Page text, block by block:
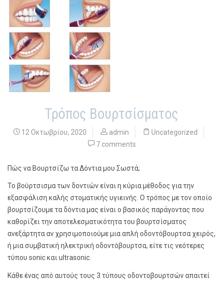
Τρόπος Βουρτσίσματος
12 Οκτωβρίου, 2020 admin
Uncategorized
7 comments
Πώς να Βουρτσίζω τα Δόντια μου Σωστά;
Το βούρτσισμα των δοντιών είναι η κύρια μέθοδος για την
εξασφάλιση καλής στοματικής υγιεινής. Ο τρόπος με τον οποίο
βουρτσίζουμε τα δόντια μας είναι ο βασικός παράγοντας που
καθορίζει την αποτελεσματικότητα του βουρτσίσματος
ανεξάρτητα αν χρησιμοποιούμε μια απλή οδοντόβουρτσα χειρός,
ή μια συμβατική ηλεκτρική οδοντόβουρτσα, είτε τις νεότερες
τύπου sonic και ultrasonic.
Κάθε ένας από αυτούς τους 3 τύπους οδοντοβουρτσών απαιτεί